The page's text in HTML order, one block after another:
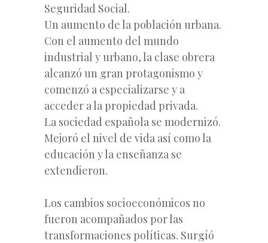
Seguridad Social.
Un aumento de la población urbana.
Con el aumento del mundo
industrial y urbano, la clase obrera
alcanzó un gran protagonismo y
comenzó a especializarse y a
acceder a la propiedad privada.
La sociedad española se modernizó.
Mejoró el nivel de vida así como la
educación y la enseñanza se
extendieron.
Los cambios socioeconómicos no
fueron acompañados por las
transformaciones políticas. Surgíó